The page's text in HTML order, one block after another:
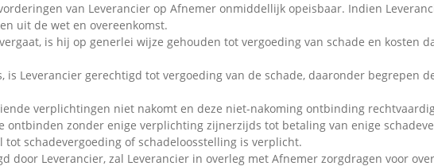
van Leverancier op Afnemer onmiddellijk opeisbaar. Indien
uit de wet en overeenkomst.
is hij op generlei wijze gehouden tot vergoeding van schade en kosten
Leverancier gerechtigd tot vergoeding van de schade, daaronder begrepen
verplichtingen niet nakomt en deze niet-nakoming ontbinding
ontbinden zonder enige verplichting zijnerzijds tot betaling van enige
schadevergoeding of schadeloosstelling is verplicht.
door Leverancier, zal Leverancier in overleg met Afnemer zorgdragen voor